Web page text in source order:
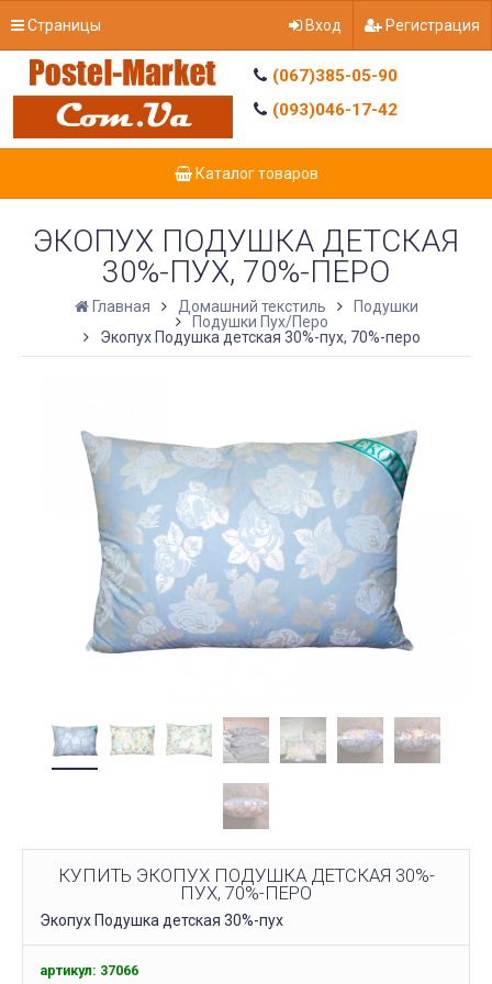
Страницы Вход Регистрация
(067)385-05-90
(093)046-17-42
Каталог товаров
ЭКОПУХ ПОДУШКА ДЕТСКАЯ
30%-ПУХ, 70%-ПЕРО
Главная Домашний текстиль
Подушки
Подушки Пух/Перо
Экопух Подушка детская 30%-пух, 70%-перо
КУПИТЬ ЭКОПУХ ПОДУШКА ДЕТСКАЯ 30%-
ПУХ, 70%-ПЕРО
Экопух Подушка детская 30%-пух
артикул: 37066